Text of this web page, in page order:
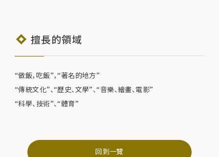
擅長的領域
“做飯，吃飯”，“著名的地方”
“傳統文化”、“歷史、文學”、“音樂、繪畫、電影”
“科學、技術”、“體育”
回到一覽